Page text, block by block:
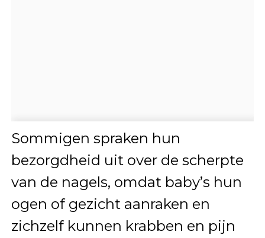
Sommigen spraken hun
bezorgdheid uit over de scherpte
van de nagels, omdat baby’s hun
ogen of gezicht aanraken en
zichzelf kunnen krabben en pijn